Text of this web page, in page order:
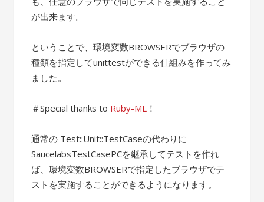
が出来ます。
ということで、環境変数BROWSERでブラウザの
種類を指定してunittestができる仕組みを作ってみ
ました。
＃Special thanks to Ruby-ML ！
通常の Test::Unit::TestCaseの代わりに
SaucelabsTestCasePCを継承してテストを作れ
ば、環境変数BROWSERで指定したブラウザでテ
ストを実施することができるようになります。